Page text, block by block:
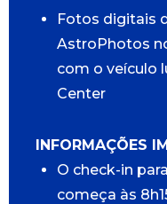
Fotos digitais
AstroPhotos
com o veículo
Center
INFORMAÇÕES
O check-in
começa às